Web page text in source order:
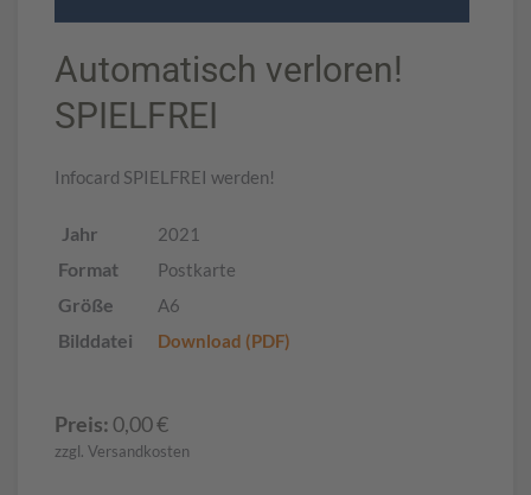
Automatisch verloren!
SPIELFREI
Infocard SPIELFREI werden!
Jahr 2021
Format Postkarte
Größe A6
Bilddatei Download (PDF)
Preis: 0,00€
zzgl. Versandkosten